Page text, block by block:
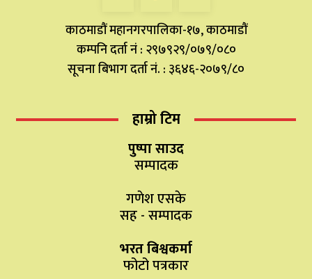
काठमाडौं महानगरपालिका-१७, काठमाडौं
कम्पनि दर्ता नं : २९७९२९/०७९/०८०
सूचना बिभाग दर्ता नं. : ३६४६-२०७९/८०
हाम्रो टिम
पुष्पा साउद
सम्पादक
गणेश एसके
सह - सम्पादक
भरत बिश्वकर्मा
फोटो पत्रकार